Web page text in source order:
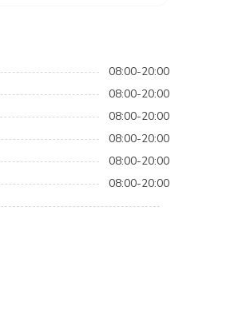
08:00-20:00
08:00-20:00
08:00-20:00
08:00-20:00
08:00-20:00
08:00-20:00